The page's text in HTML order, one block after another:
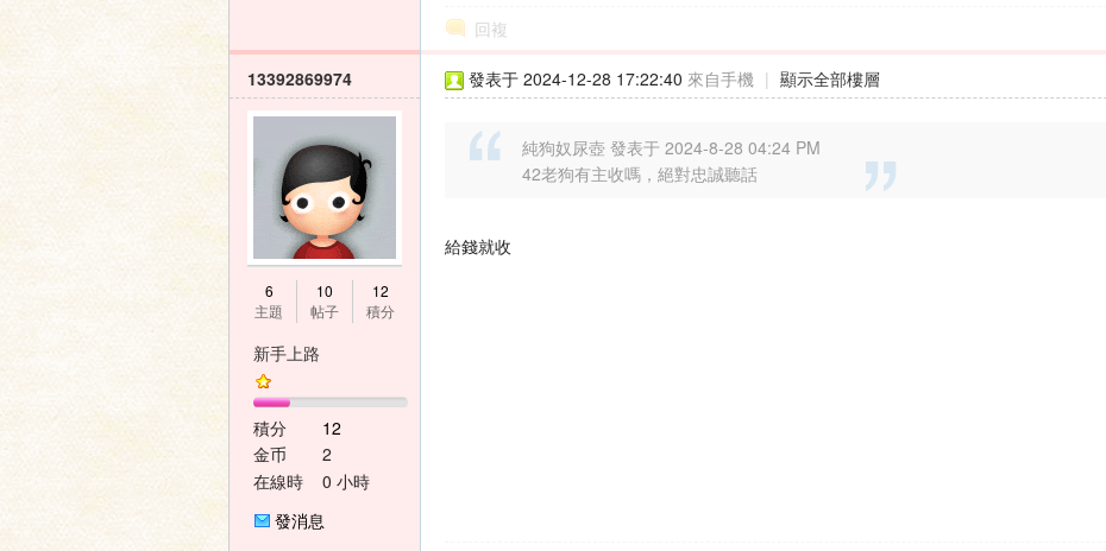
回複
13392869974
6
主題
10
帖子
12
積分
新手上路
積分
12
金币
2
在線時
0 小時
發消息
發表于 2024-12-28 17:22:40 來自手機 | 顯示全部樓層
純狗奴尿壺 發表于 2024-8-28 04:24 PM
42老狗有主收嗎，絕對忠誠聽話
給錢就收